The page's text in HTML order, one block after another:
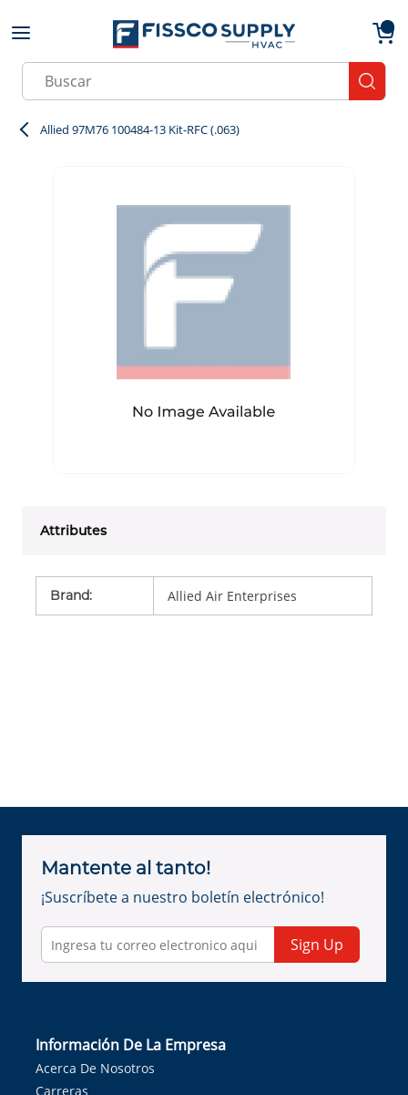
Skip to main content
Site Search
Allied 97M76 100484-13 Kit-RFC (.063)
Attributes
Brand: Allied Air Enterprises
Mantente al tanto!
¡Suscríbete a nuestro boletín electrónico!
Sign Up
Información De La Empresa
Acerca De Nosotros
Carreras